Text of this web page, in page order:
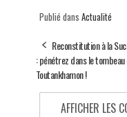
Publié dans Actualité
Reconstitution à la
: pénétrez dans le tombeau
Toutankhamon !
AFFICHER LES